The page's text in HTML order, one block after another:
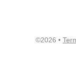
©2026 •